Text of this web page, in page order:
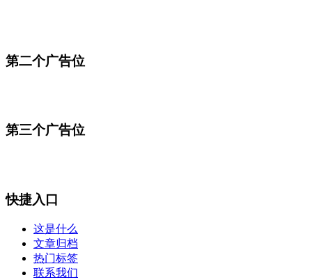
第二个广告位
第三个广告位
快捷入口
这是什么
文章归档
热门标签
联系我们